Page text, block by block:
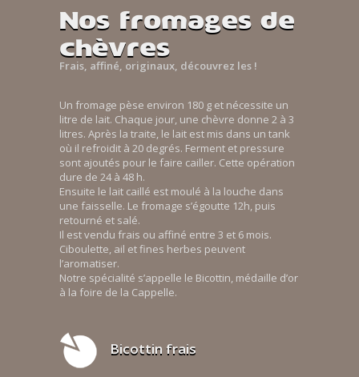
Nos fromages de
chèvres
Frais, affiné, originaux, découvrez les !
Un fromage pèse environ 180 g et nécessite un
litre de lait. Chaque jour, une chèvre donne 2 à 3
litres. Après la traite, le lait est mis dans un tank
où il refroidit à 20 degrés. Ferment et pressure
sont ajoutés pour le faire cailler. Cette opération
dure de 24 à 48 h.
Ensuite le lait caillé est moulé à la louche dans
une faisselle. Le fromage s’égoutte 12h, puis
retourné et salé.
Il est vendu frais ou affiné entre 3 et 6 mois.
Ciboulette, ail et fines herbes peuvent
l’aromatiser.
Notre spécialité s’appelle le Bicottin, médaille d’or
à la foire de la Cappelle.
Bicottin frais